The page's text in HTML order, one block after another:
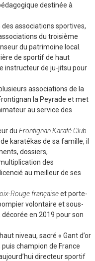
destinée à
associations sportives,
du troisième
du patrimoine local.
de sportif de haut
instructeur de ju-jitsu pour
associations de la
la Peyrade et met
au service des
du Frontignan Karaté Club
karatékas de sa famille, il
dossiers,
des
au meilleur de ses
Rouge françaiseet porte-
volontaire et sous-
en 2019 pour son
niveau, sacré « Gant d’or
champion de France
directeur sportif